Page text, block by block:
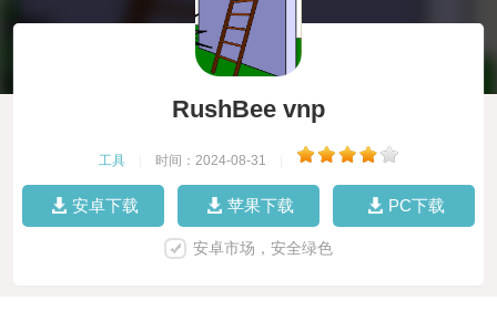
RushBee vnp
工具 时间：2024-08-31
安卓下载 苹果下载 PC下载
安卓市场，安全绿色